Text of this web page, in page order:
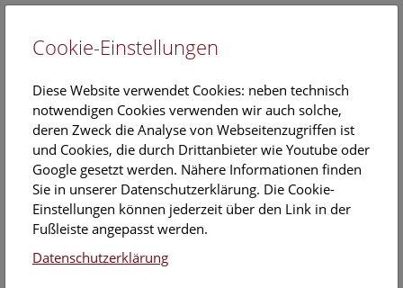
EN
Veranstaltungskalender
Informationen zu Gruppen,- Kindergarten- und
Schulprogrammen finden Siehier
Cookie-Einstellungen
Diese Website verwendet Cookies: neben technisch
notwendigen Cookies verwenden wir auch solche,
deren Zweck die Analyse von Webseitenzugriffen ist
und Cookies, die durch Drittanbieter wie Youtube oder
Google gesetzt werden. Nähere Informationen finden
Sie in unserer Datenschutzerklärung. Die Cookie-
Einstellungen können jederzeit über den Link in der
Fußleiste angepasst werden.
Datenschutzerklärung